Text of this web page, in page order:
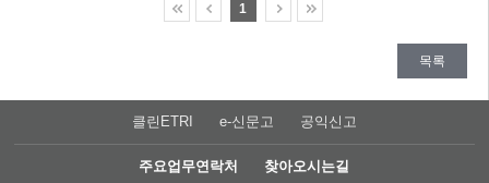
1
목록
클린ETRI e-신문고 공익신고
주요업무연락처 찾아오시는길